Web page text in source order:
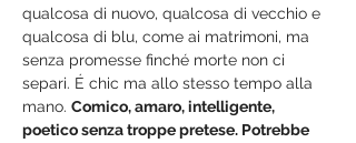
qualcosa di nuovo, qualcosa di vecchio e
qualcosa di blu, come ai matrimoni, ma
senza promesse finché morte non ci
separi. É chic ma allo stesso tempo alla
mano. Comico, amaro, intelligente,
poetico senza troppe pretese. Potrebbe